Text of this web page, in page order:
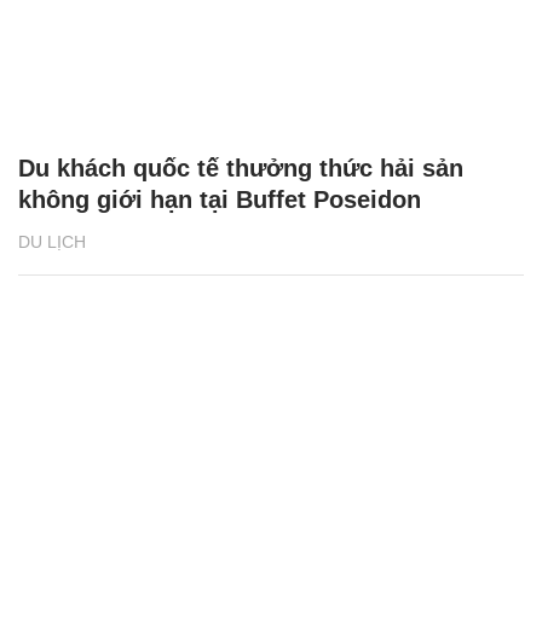
DU LỊCH
Du khách quốc tế thưởng thức hải sản
không giới hạn tại Buffet Poseidon